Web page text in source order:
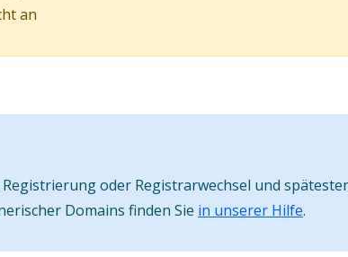
an
oder Registrarwechsel und
Domains finden Sie in unserer Hilfe.